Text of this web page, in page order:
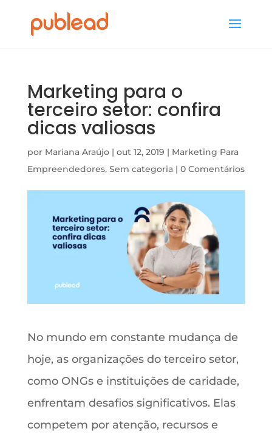
Marketing para o
terceiro setor: confira
dicas valiosas
por Mariana Araújo| out 12, 2019 | Marketing Para
Empreendedores, Sem categoria| 0 Comentários
No mundo em constante mudança de
hoje, as organizações do terceiro setor,
como ONGs e instituições de caridade,
enfrentam desafios significativos. Elas
competem por atenção, recursos e